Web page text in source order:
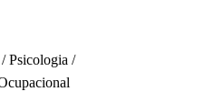
Psicologia /